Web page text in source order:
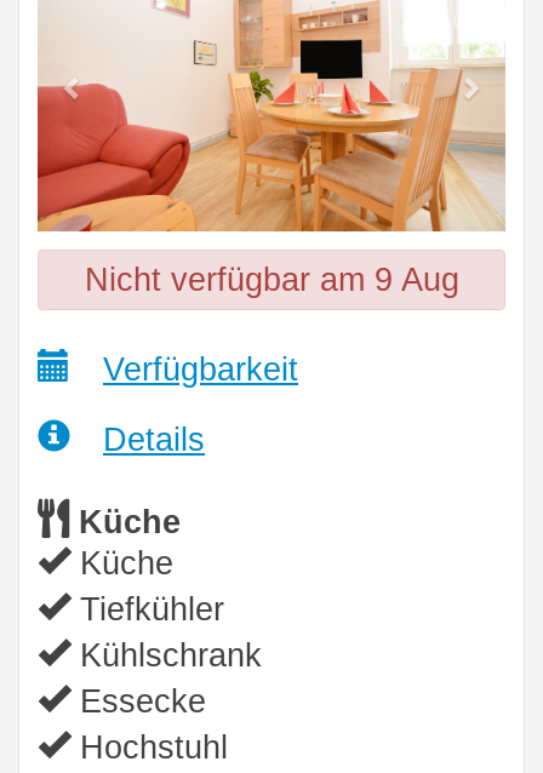
Nicht verfügbar am 9 Aug
Verfügbarkeit
Details
Küche
Küche
Tiefkühler
Kühlschrank
Essecke
Hochstuhl